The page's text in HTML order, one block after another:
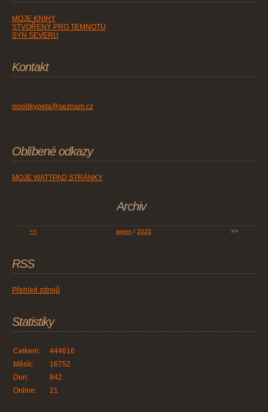
MOJE KNIHY
STVOŘENÝ PRO TEMNOTU
SYN SEVERU
Kontakt
povidkypeta@seznam.cz
Oblíbené odkazy
MOJE WATTPAD STRÁNKY
Archiv
<< srpen / 2026 >>
RSS
Přehled zdrojů
Statistiky
Online: 21
Celkem:
444616
Měsíc:
16752
Den:
842